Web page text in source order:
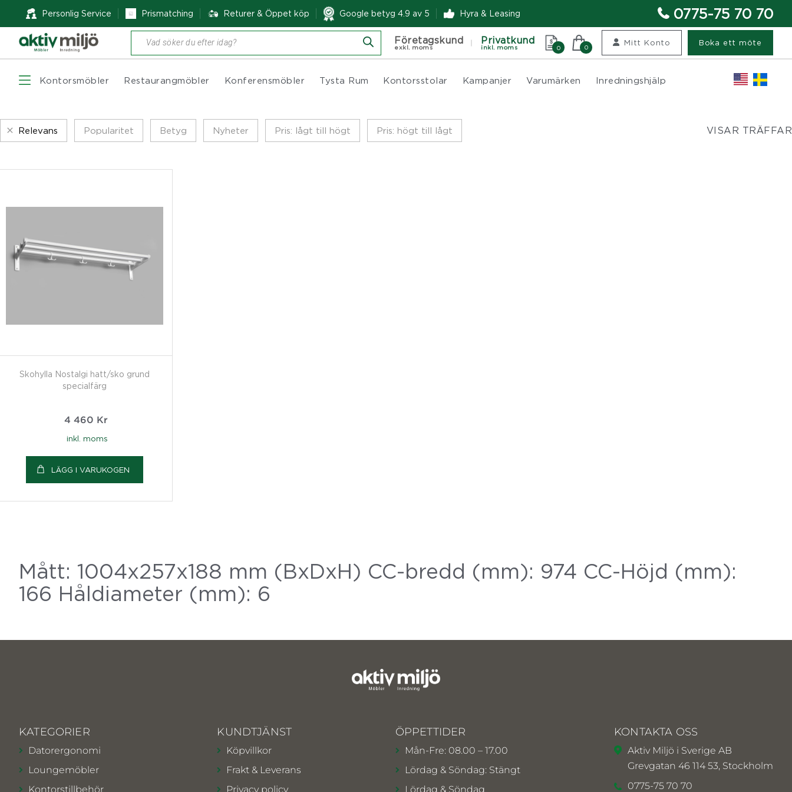
Personlig Service Prismatching Returer & Öppet köp Google betyg 4.9 av 5 Hyra & Leasing 0775-75 70 70
Produktsökning Företagskund
exkl. moms
Privatkund
inkl. moms 0 0
Mitt Konto Boka ett möte
Kontorsmöbler Restaurangmöbler Konferensmöbler Tysta Rum Kontorsstolar Kampanjer Varumärken Inredningshjälp
Relevans Popularitet Betyg Nyheter Pris: lågt till högt Pris: högt till lågt VISAR TRÄFFAR
Skohylla Nostalgi hatt/sko grund
specialfärg
4 460 Kr
inkl. moms
LÄGG I VARUKOGEN
Mått: 1004x257x188 mm (BxDxH) CC-bredd (mm): 974 CC-Höjd (mm):
166 Håldiameter (mm): 6
KATEGORIER
Datorergonomi
Loungemöbler
Kontorstillbehör
KUNDTJÄNST
Köpvillkor
Frakt & Leverans
Privacy policy
ÖPPETTIDER
Mån-Fre: 08.00 – 17.00
Lördag & Söndag: Stängt
Lördag & Söndag
KONTAKTA OSS
Aktiv Miljö i Sverige AB
Grevgatan 46 114 53, Stockholm
0775-75 70 70